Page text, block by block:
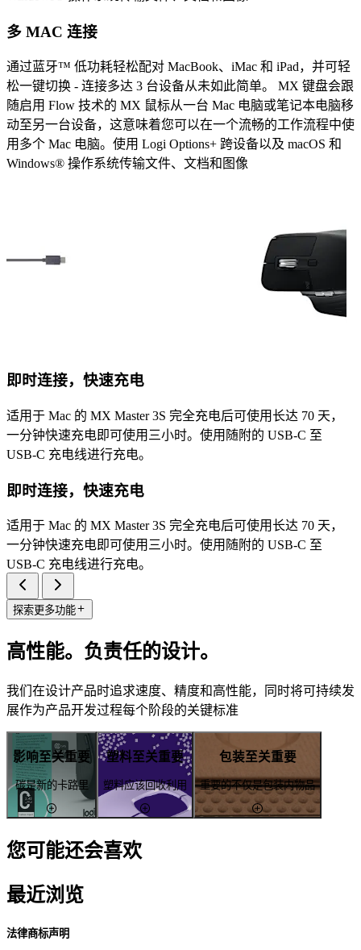
多 MAC 连接
通过蓝牙™ 低功耗轻松配对 MacBook、iMac 和 iPad，并可轻
松一键切换 - 连接多达 3 台设备从未如此简单。 MX 键盘会跟
随启用 Flow 技术的 MX 鼠标从一台 Mac 电脑或笔记本电脑移
动至另一台设备，这意味着您可以在一个流畅的工作流程中使
用多个 Mac 电脑。使用 Logi Options+ 跨设备以及 macOS 和
Windows® 操作系统传输文件、文档和图像
即时连接，快速充电
适用于 Mac 的 MX Master 3S 完全充电后可使用长达 70 天，
一分钟快速充电即可使用三小时。使用随附的 USB-C 至
USB-C 充电线进行充电。
即时连接，快速充电
适用于 Mac 的 MX Master 3S 完全充电后可使用长达 70 天，
一分钟快速充电即可使用三小时。使用随附的 USB-C 至
USB-C 充电线进行充电。
探索更多功能
高性能。负责任的设计。
我们在设计产品时追求速度、精度和高性能，同时将可持续发
展作为产品开发过程每个阶段的关键标准
影响至关重要
碳是新的卡路里
塑料至关重要
塑料应该回收利用
包装至关重要
重要的不仅是包装内物品
您可能还会喜欢
最近浏览
法律商标声明